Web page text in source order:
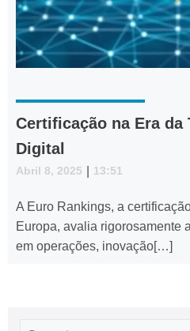
Certificação na Era da
Digital
Abril 8, 2025 13:51
A Euro Rankings, a
Europa, avalia rigorosamente
em operações, inovação[…]